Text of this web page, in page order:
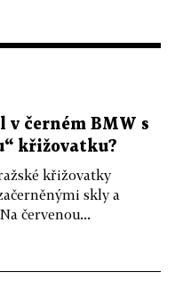
v černém BMW s
křižovatku?
křižovatky
skly a
červenou...